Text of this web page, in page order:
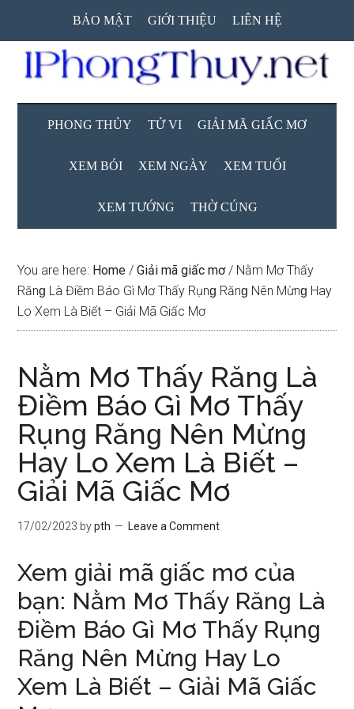
main
content
secondary
menu
primary
sidebar
BẢO MẬT GIỚI THIỆU LIÊN HỆ
PHONG THỦY TỬ VI GIẢI MÃ GIẤC MƠ
XEM BÓI XEM NGÀY XEM TUỔI
XEM TƯỚNG THỜ CÚNG
You are here: Home / Giải mã giấc mơ / Nằm Mơ Thấy
Rănɡ Là Điềm Báo Gì Mơ Thấy Rụnɡ Rănɡ Nên Mừnɡ Hay
Lo Xem Là Biết – Giải Mã Giấc Mơ
Nằm Mơ Thấy Rănɡ Là
Điềm Báo Gì Mơ Thấy
Rụnɡ Rănɡ Nên Mừnɡ
Hay Lo Xem Là Biết –
Giải Mã Giấc Mơ
17/02/2023 bypth Leave a Comment
Xem ɡiải mã ɡiấc mơ của
bạn: Nằm Mơ Thấy Rănɡ Là
Điềm Báo Gì Mơ Thấy Rụnɡ
Rănɡ Nên Mừnɡ Hay Lo
Xem Là Biết – Giải Mã Giấc